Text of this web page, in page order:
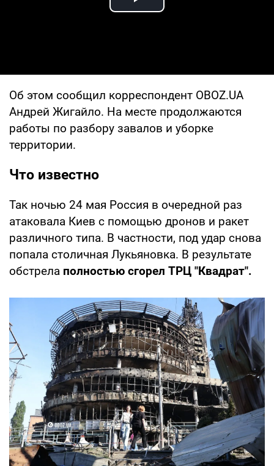
Play Video
Об этом сообщил корреспондент OBOZ.UA
Андрей Жигайло. На месте продолжаются
работы по разбору завалов и уборке
территории.
Что известно
Так ночью 24 мая Россия в очередной раз
атаковала Киев с помощью дронов и ракет
различного типа. В частности, под удар снова
попала столичная Лукьяновка. В результате
обстрела полностью сгорел ТРЦ "Квадрат".